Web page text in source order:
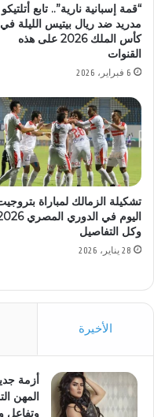
“قمة إسبانية نارية”.. تابع أتلتيكو
مدريد ضد ريال بيتيس الليلة في
كأس الملك 2026 على هذه
القنوات
6 فبراير، 2026
تشكيلة الزمالك لمباراة
اليوم في الدوري
وكل التفاصيل
28 يناير، 2026
الأخيرة
أزمة
المهن
وتفاعل